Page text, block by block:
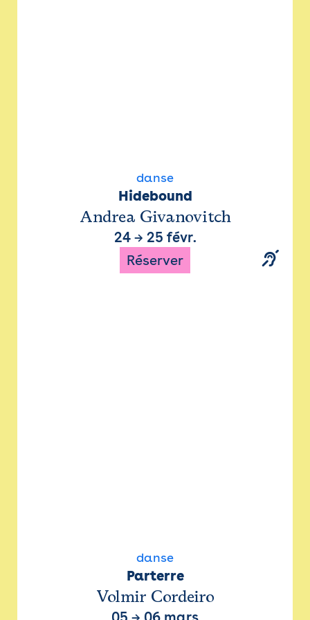
danse
Hidebound
Andrea Givanovitch
24→ 25 févr.
Réserver
danse
Parterre
Volmir Cordeiro